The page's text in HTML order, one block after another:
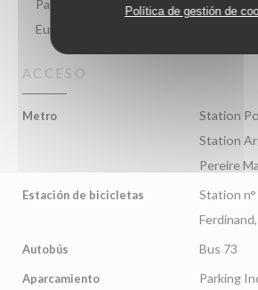
Política de gestión de
Payment, Visa, American Express,
Eurocard/Mastercard, Efectivo, Tarjeta
ACCESO
Metro
Station
Station
Pereire
Estación de bicicletas
Station
Autobús Bus 73
Aparcamiento
Parking